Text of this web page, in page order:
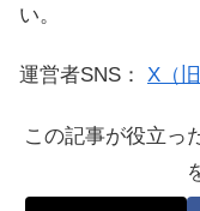
い。
運営者SNS： X（
この記事が役立っ